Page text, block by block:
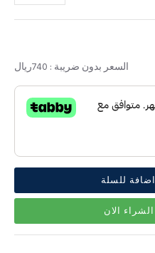
السعر بدون ضريبة : 740ريال
اضافة للسلة
الشراء الان